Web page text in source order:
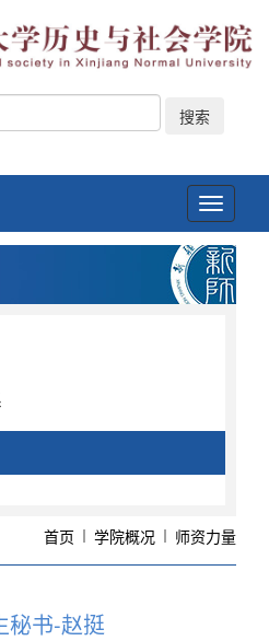
搜索
Toggle
首页 学院概况 师资力量
秘书-赵挺